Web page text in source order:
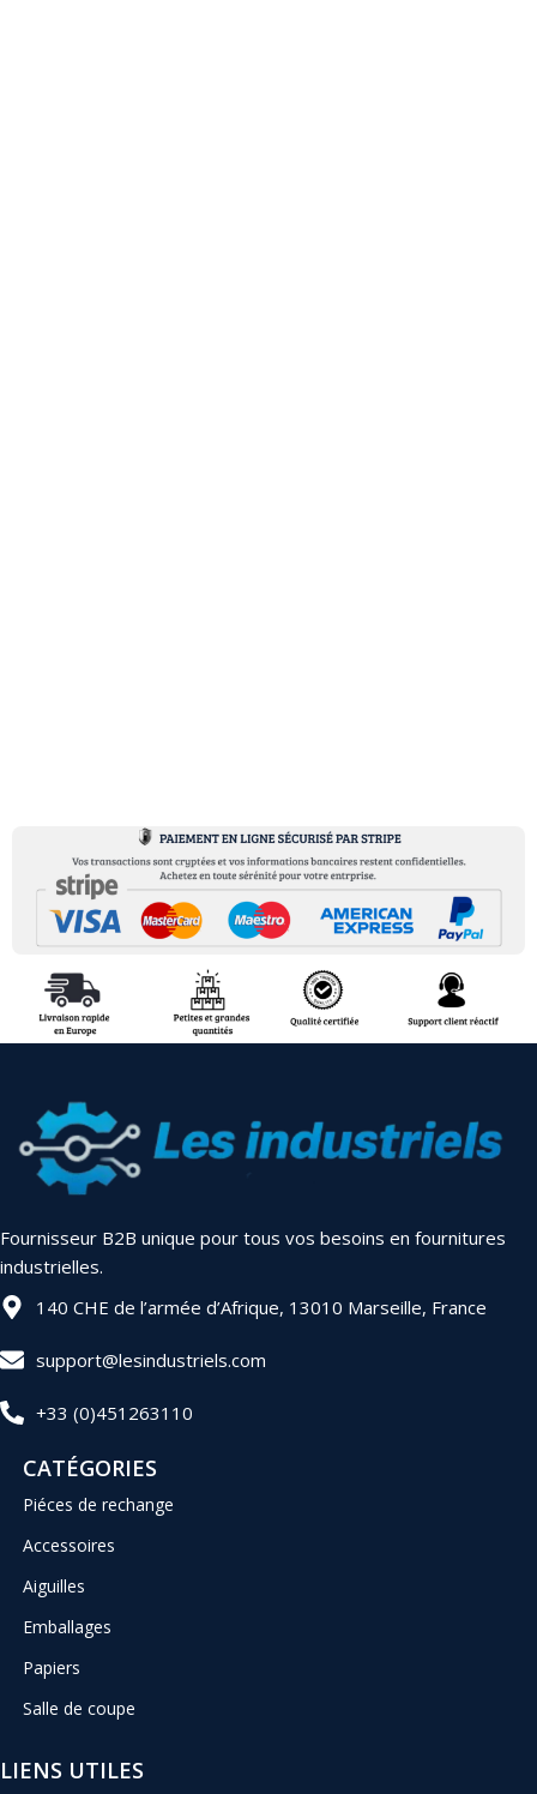
Fournisseur B2B unique pour tous vos besoins en fournitures
industrielles.
140 CHE de l’armée d’Afrique, 13010 Marseille, France
support@lesindustriels.com
+33 (0)451263110
CATÉGORIES
Piéces de rechange
Accessoires
Aiguilles
Emballages
Papiers
Salle de coupe
LIENS UTILES